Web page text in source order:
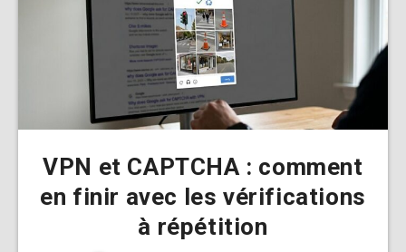
VPN et CAPTCHA : comment
en finir avec les vérifications
à répétition